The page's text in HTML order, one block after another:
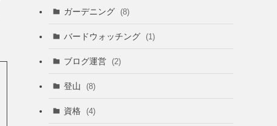
ガーデニング (8)
バードウォッチング (1)
ブログ運営 (2)
登山 (8)
資格 (4)